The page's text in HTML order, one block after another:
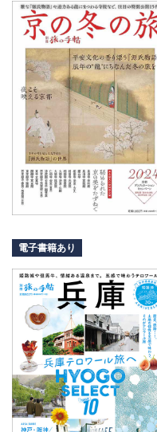
電子書籍あり